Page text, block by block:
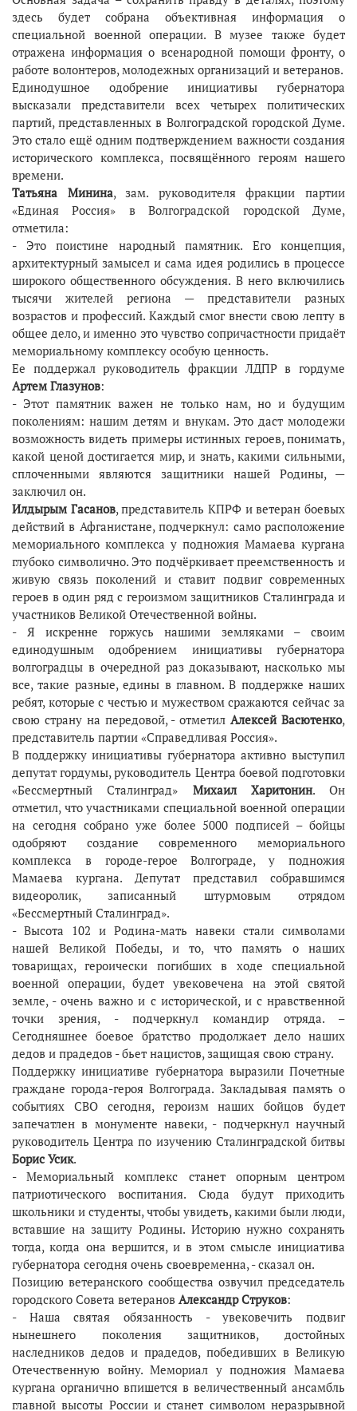
здесь будет собрана объективная информация о
специальной военной операции. В музее также будет
отражена информация о всенародной помощи фронту, о
работе волонтеров, молодежных организаций и ветеранов.
Единодушное одобрение инициативы губернатора
высказали представители всех четырех политических
партий, представленных в Волгоградской городской Думе.
Это стало ещё одним подтверждением важности создания
исторического комплекса, посвящённого героям нашего
времени.
Татьяна Минина, зам. руководителя фракции партии
«Единая Россия» в Волгоградской городской Думе,
отметила:
- Это поистине народный памятник. Его концепция,
архитектурный замысел и сама идея родились в процессе
широкого общественного обсуждения. В него включились
тысячи жителей региона — представители разных
возрастов и профессий. Каждый смог внести свою лепту в
общее дело, и именно это чувство сопричастности придаёт
мемориальному комплексу особую ценность.
Ее поддержал руководитель фракции ЛДПР в гордуме
Артем Глазунов:
- Этот памятник важен не только нам, но и будущим
поколениям: нашим детям и внукам. Это даст молодежи
возможность видеть примеры истинных героев, понимать,
какой ценой достигается мир, и знать, какими сильными,
сплоченными являются защитники нашей Родины, —
заключил он.
Илдырым Гасанов, представитель КПРФ и ветеран боевых
действий в Афганистане, подчеркнул: само расположение
мемориального комплекса у подножия Мамаева кургана
глубоко символично. Это подчёркивает преемственность и
живую связь поколений и ставит подвиг современных
героев в один ряд с героизмом защитников Сталинграда и
участников Великой Отечественной войны.
- Я искренне горжусь нашими земляками – своим
единодушным одобрением инициативы губернатора
волгоградцы в очередной раз доказывают, насколько мы
все, такие разные, едины в главном. В поддержке наших
ребят, которые с честью и мужеством сражаются сейчас за
свою страну на передовой, - отметилАлексей Васютенко,
представитель партии «Справедливая Россия».
В поддержку инициативы губернатора активно выступил
депутат гордумы, руководитель Центра боевой подготовки
«Бессмертный Сталинград» Михаил Харитонин. Он
отметил, что участниками специальной военной операции
на сегодня собрано уже более 5000 подписей – бойцы
одобряют создание современного мемориального
комплекса в городе-герое Волгограде, у подножия
Мамаева кургана. Депутат представил собравшимся
видеоролик, записанный штурмовым отрядом
«Бессмертный Сталинград».
- Высота 102 и Родина-мать навеки стали символами
нашей Великой Победы, и то, что память о наших
товарищах, героически погибших в ходе специальной
военной операции, будет увековечена на этой святой
земле, - очень важно и с исторической, и с нравственной
точки зрения, - подчеркнул командир отряда. –
Сегодняшнее боевое братство продолжает дело наших
дедов и прадедов - бьет нацистов, защищая свою страну.
Поддержку инициативе губернатора выразили Почетные
граждане города-героя Волгограда. Закладывая память о
событиях СВО сегодня, героизм наших бойцов будет
запечатлен в монументе навеки, - подчеркнул научный
руководитель Центра по изучению Сталинградской битвы
Борис Усик.
- Мемориальный комплекс станет опорным центром
патриотического воспитания. Сюда будут приходить
школьники и студенты, чтобы увидеть, какими были люди,
вставшие на защиту Родины. Историю нужно сохранять
тогда, когда она вершится, и в этом смысле инициатива
губернатора сегодня очень своевременна, - сказал он.
Позицию ветеранского сообщества озвучил председатель
городского Совета ветеранов Александр Струков:
- Наша святая обязанность - увековечить подвиг
нынешнего поколения защитников, достойных
наследников дедов и прадедов, победивших в Великую
Отечественную войну. Мемориал у подножия Мамаева
кургана органично впишется в величественный ансамбль
главной высоты России и станет символом неразрывной